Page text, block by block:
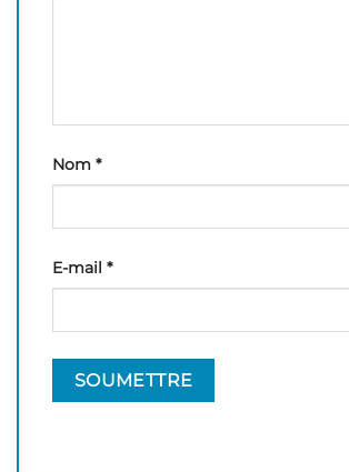
Nom *
E-mail *